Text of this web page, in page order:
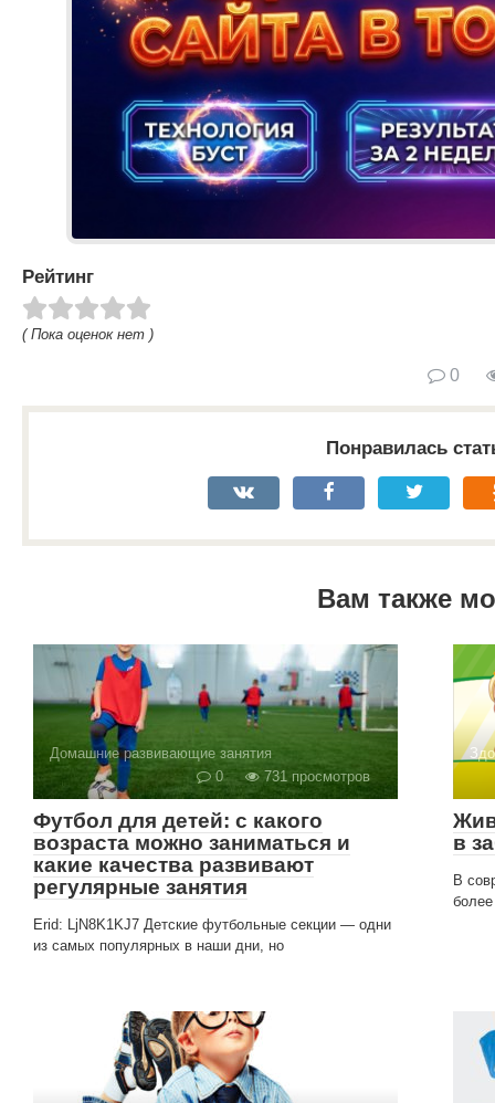
Рейтинг
( Пока оценок нет )
0
Понравилась
Вам также
Домашние развивающие занятия
0
731 просмотров
Футбол для детей: с какого
возраста можно заниматься и
какие качества развивают
регулярные занятия
Erid: LjN8K1KJ7 Детские футбольные секции — одни
из самых популярных в наши дни, но
в
В